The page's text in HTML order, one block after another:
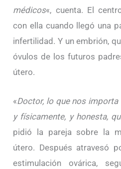
médicos«, cuenta. El
con ella cuando llegó una
infertilidad. Y un embrión,
óvulos de los futuros
útero.
«Doctor, lo que nos
y físicamente, y honesta,
pidió la pareja sobre la
útero. Después atravesó
estimulación ovárica,